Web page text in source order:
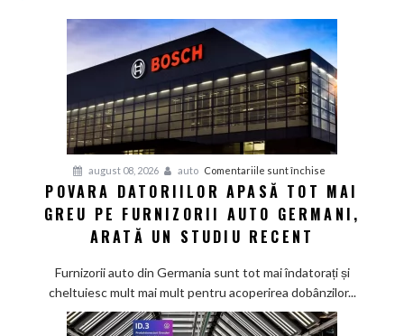
august 08, 2026 auto Comentariile sunt închise
Povara
datoriilor
mai
greu
furnizorii
POVARA DATORIILOR APASĂ TOT MAI
GREU PE FURNIZORII AUTO GERMANI,
ARATĂ UN STUDIU RECENT
Furnizorii auto din Germania sunt tot mai îndatorați și
cheltuiesc mult mai mult pentru acoperirea dobânzilor...